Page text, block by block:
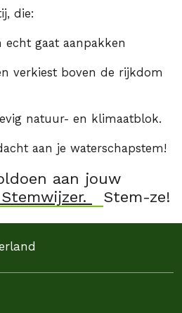
die:
gaat aanpakken
verkiest boven de rijkdom
natuur- en klimaatblok.
aan je waterschapstem!
aan jouw
Stem-ze!